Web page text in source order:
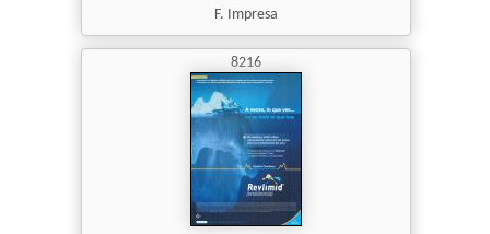
F. Impresa
8216